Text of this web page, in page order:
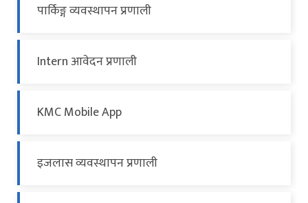
पार्किङ्ग व्यवस्थापन प्रणाली
Intern आवेदन प्रणाली
KMC Mobile App
इजलास व्यवस्थापन प्रणाली